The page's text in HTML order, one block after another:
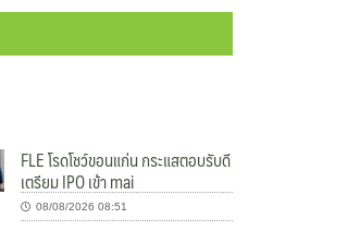
FLE โรดโชว์ขอนแก่น กระแสตอบรับดี
เตรียม IPO เข้า mai
08/08/2026 08:51